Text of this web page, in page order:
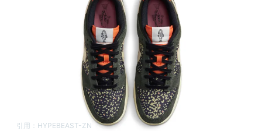
引用： HYPEBEAST-ZN